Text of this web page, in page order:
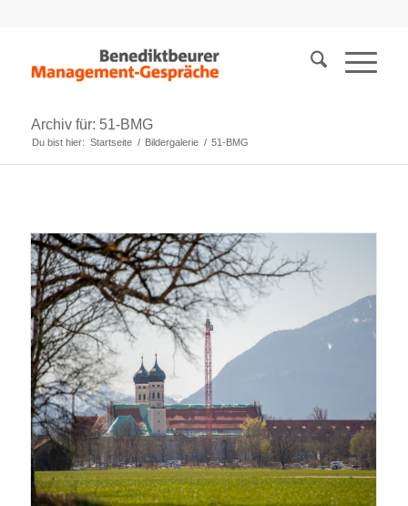
Archiv für: 51-BMG
Du bist hier: Startseite / Bildergalerie / 51-BMG